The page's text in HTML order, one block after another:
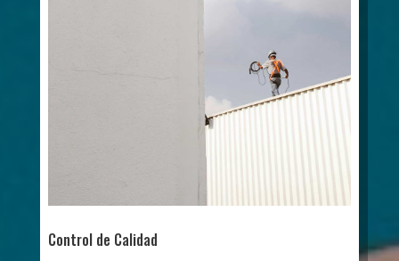
Control de Calidad